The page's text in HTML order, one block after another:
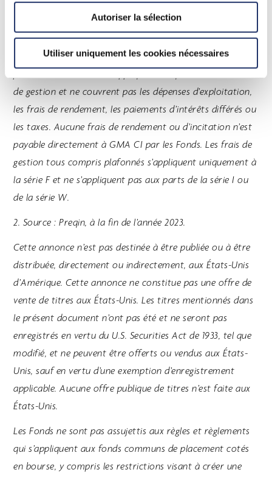
Autoriser la sélection
Utiliser uniquement les cookies nécessaires
marchés privés CI et de 0,80 % pour le Fonds de
croissance des marchés privés CI. Le maximum des frais
de gestion tout compris de la série F sont de 1,53 % et de
1,63 %, respectivement. Les frais de gestion tout compris
de gestion et ne couvrent pas les dépenses d’exploitation,
les frais de rendement, les paiements d’intérêts différés ou
les taxes. Aucune frais de rendement ou d’incitation n’est
payable directement à GMA CI par les Fonds. Les frais de
gestion tous compris plafonnés s’appliquent uniquement à
la série F et ne s’appliquent pas aux parts de la série I ou
de la série W.
2. Source : Preqin, à la fin de l’année 2023.
Cette annonce n’est pas destinée à être publiée ou à être
distribuée, directement ou indirectement, aux États-Unis
d’Amérique. Cette annonce ne constitue pas une offre de
vente de titres aux États-Unis. Les titres mentionnés dans
le présent document n’ont pas été et ne seront pas
enregistrés en vertu du U.S. Securities Act de 1933, tel que
modifié, et ne peuvent être offerts ou vendus aux États-
Unis, sauf en vertu d’une exemption d’enregistrement
applicable. Aucune offre publique de titres n’est faite aux
États-Unis.
Les Fonds ne sont pas assujettis aux règles et règlements
qui s’appliquent aux fonds communs de placement cotés
en bourse, y compris les restrictions visant à créer une